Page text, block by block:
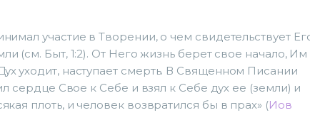
участие в Творении, о чем свидетельствует
(см. Быт, 1:2). От Него жизнь берет свое начало, Им
уходит, наступает смерть. В Священном Писании
сердце Свое к Себе и взял к Себе дух ее (земли) и
плоть, и человек возвратился бы в прах» (Иов